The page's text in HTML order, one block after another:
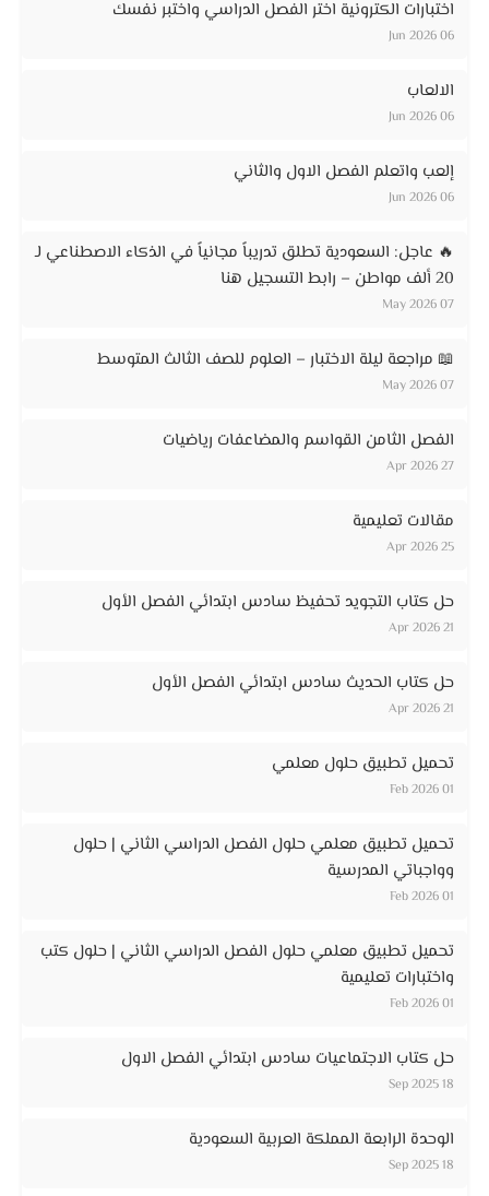
اختبارات الكترونية اختر الفصل الدراسي واختبر نفسك
06 Jun 2026
الالعاب
06 Jun 2026
إلعب واتعلم الفصل الاول والثاني
06 Jun 2026
🔥 عاجل: السعودية تطلق تدريباً مجانياً في الذكاء الاصطناعي لـ
20 ألف مواطن – رابط التسجيل هنا
07 May 2026
📖 مراجعة ليلة الاختبار – العلوم للصف الثالث المتوسط
07 May 2026
الفصل الثامن القواسم والمضاعفات رياضيات
27 Apr 2026
مقالات تعليمية
25 Apr 2026
حل كتاب التجويد تحفيظ سادس ابتدائي الفصل الأول
21 Apr 2026
حل كتاب الحديث سادس ابتدائي الفصل الأول
21 Apr 2026
تحميل تطبيق حلول معلمي
01 Feb 2026
تحميل تطبيق معلمي حلول الفصل الدراسي الثاني | حلول
وواجباتي المدرسية
01 Feb 2026
تحميل تطبيق معلمي حلول الفصل الدراسي الثاني | حلول كتب
واختبارات تعليمية
01 Feb 2026
حل كتاب الاجتماعيات سادس ابتدائي الفصل الاول
18 Sep 2025
الوحدة الرابعة المملكة العربية السعودية
18 Sep 2025